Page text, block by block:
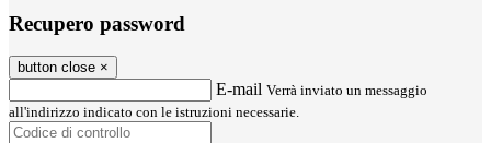
Recupero password
button close ×
E-mail Verrà inviato un messaggio
all'indirizzo indicato con le istruzioni necessarie.